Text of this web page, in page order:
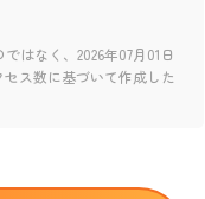
はなく、2026年07月01日
ス数に基づいて作成した